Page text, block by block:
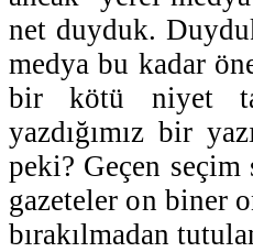
net duyduk.
medya bu kadar
bir kötü niyet
yazdığımız bir
peki? Geçen seçim
gazeteler on biner
bırakılmadan